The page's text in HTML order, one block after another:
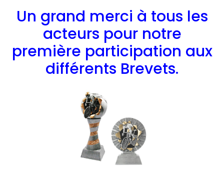
Un grand merci à tous les
acteurs pour notre
première participation aux
différents Brevets.